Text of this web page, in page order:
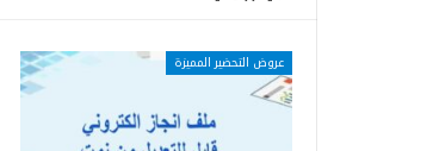
عروض التحضير المميزة